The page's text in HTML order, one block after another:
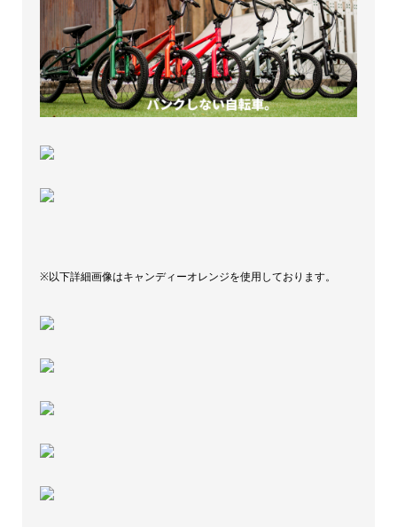
※以下詳細画像はキャンディーオレンジを使用しております。